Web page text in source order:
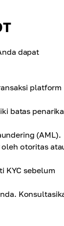
dapat
platform
batas
(AML).
otoritas
KYC sebelum